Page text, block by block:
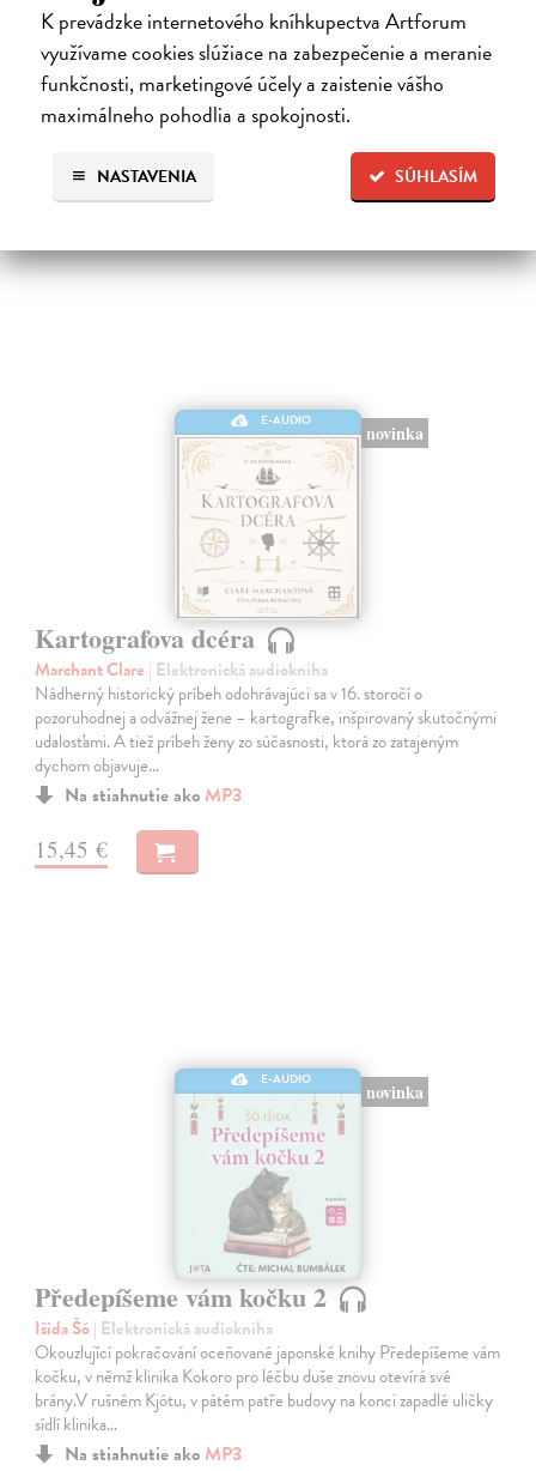
K prevádzke internetového kníhkupectva Artforum
využívame cookies slúžiace na zabezpečenie a meranie
funkčnosti, marketingové účely a zaistenie vášho
maximálneho pohodlia a spokojnosti.
SÚHLASÍM
NASTAVENIA
Franz Kafka | Elektronická audiokniha
Notoricky známa poviedka Franza Kafku z roku 1915, v ktorej sa
obchodný cestujúci Gregor Samsa jedného rána prebudí v posteli ako
„odporný hmyz“.Je to príbeh premeny bez zľutovania či prílišného
súcitu…
Na stiahnutie ako
7,00 €
E-AUDIO
novinka
Kartografova dcéra
Marchant Clare | Elektronická audiokniha
Nádherný historický príbeh odohrávajúci sa v 16. storočí o
pozoruhodnej a odvážnej žene – kartografke, inšpirovaný skutočnými
udalosťami. A tiež príbeh ženy zo súčasnosti, ktorá zo zatajeným
dychom objavuje…
Na stiahnutie ako MP3
15,45 €
E-AUDIO
novinka
Předepíšeme vám kočku 2
Išida Šó| Elektronická audiokniha
Okouzlující pokračování oceňované japonské knihy Předepíšeme vám
kočku, v němž klinika Kokoro pro léčbu duše znovu otevírá své
brány.V rušném Kjótu, v pátém patře budovy na konci zapadlé uličky
sídlí klinika…
Na stiahnutie ako MP3